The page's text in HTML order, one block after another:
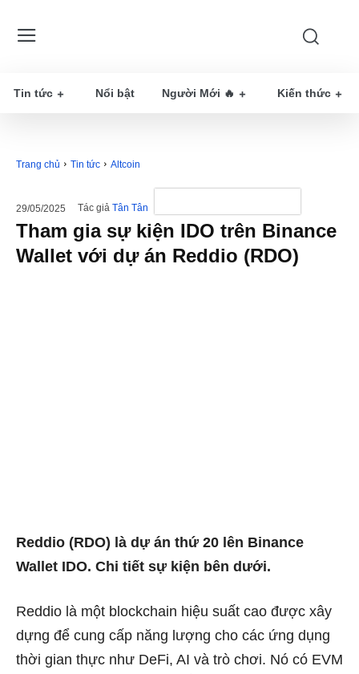
Tin tức Nổi bật Người Mới 🔥 Kiến thức
Trang chủ Tin tức Altcoin
29/05/2025 Tác giả Tân Tân
Tham gia sự kiện IDO trên Binance
Wallet với dự án Reddio (RDO)
Reddio (RDO) là dự án thứ 20 lên Binance
Wallet IDO. Chi tiết sự kiện bên dưới.
Reddio là một blockchain hiệu suất cao được xây
dựng để cung cấp năng lượng cho các ứng dụng
thời gian thực như DeFi, AI và trò chơi. Nó có EVM